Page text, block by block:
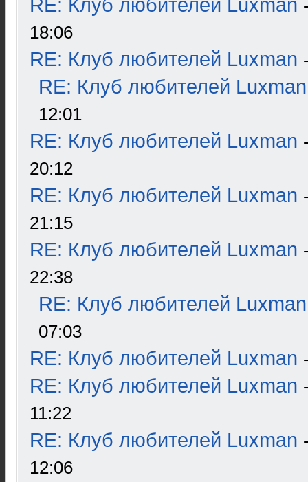
RE: Клуб любителей Luxman
18:06
RE: Клуб любителей Luxman
RE: Клуб любителей Luxman
12:01
RE: Клуб любителей Luxman
20:12
RE: Клуб любителей Luxman
21:15
RE: Клуб любителей Luxman
22:38
RE: Клуб любителей Luxman
07:03
RE: Клуб любителей Luxman
RE: Клуб любителей Luxman
11:22
RE: Клуб любителей Luxman
12:06